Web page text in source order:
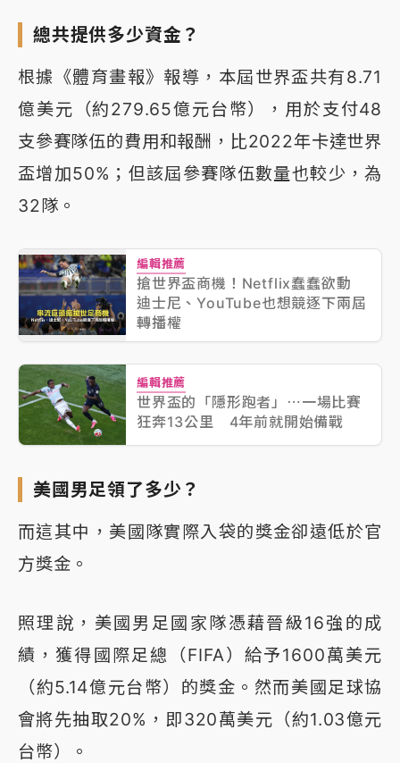
總共提供多少資金？
根據《體育畫報》報導，本屆世界盃共有8.71
億美元（約279.65億元台幣），用於支付48
支參賽隊伍的費用和報酬，比2022年卡達世界
盃增加50%；但該屆參賽隊伍數量也較少，為
32隊。
編輯推薦
搶世界盃商機！Netflix蠢蠢欲動
迪士尼、YouTube也想競逐下兩屆
轉播權
編輯推薦
世界盃的「隱形跑者」⋯一場比賽
狂奔13公里 4年前就開始備戰
美國男足領了多少？
而這其中，美國隊實際入袋的獎金卻遠低於官
方獎金。
照理說，美國男足國家隊憑藉晉級16強的成
績，獲得國際足總（FIFA）給予1600萬美元
（約5.14億元台幣）的獎金。然而美國足球協
會將先抽取20%，即320萬美元（約1.03億元
台幣）。